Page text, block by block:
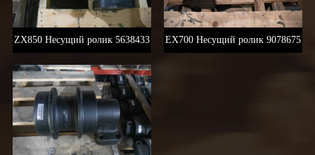
ZX850 Несущий ролик 5638433 EX700 Несущий ролик 9078675